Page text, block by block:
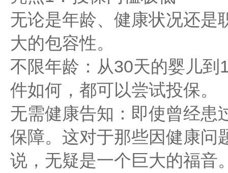
无论是年龄、健康状况还是
大的包容性。
不限年龄：从30天的婴儿
件如何，都可以尝试投保。
无需健康告知：即使曾经患
保障。这对于那些因健康问
说，无疑是一个巨大的福音